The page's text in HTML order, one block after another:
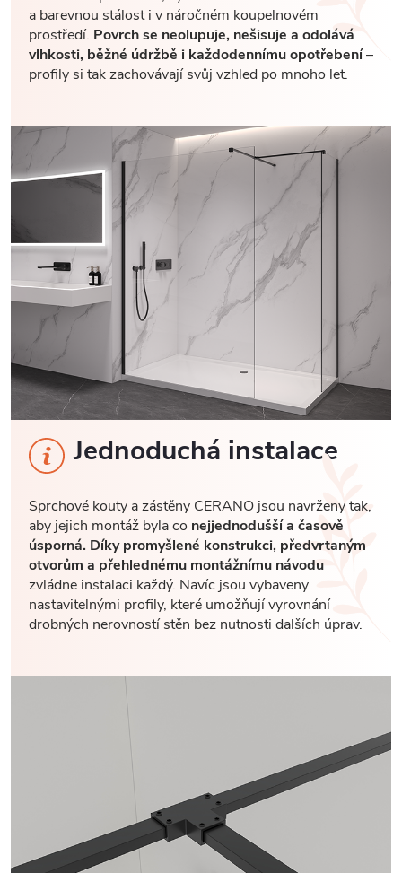
a barevnou stálost i v náročném koupelnovém
prostředí. Povrch se neolupuje, nešisuje a odolává
vlhkosti, běžné údržbě i každodennímu opotřebení–
profily si tak zachovávají svůj vzhled po mnoho let.
Jednoduchá instalace
Sprchové kouty a zástěny CERANO jsou navrženy tak,
aby jejich montáž byla co nejjednodušší a časově
úsporná. Díky promyšlené konstrukci, předvrtaným
otvorům a přehlednému montážnímu návodu
zvládne instalaci každý. Navíc jsou vybaveny
nastavitelnými profily, které umožňují vyrovnání
drobných nerovností stěn bez nutnosti dalších úprav.